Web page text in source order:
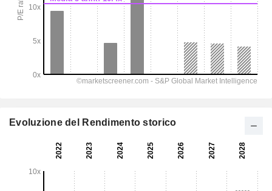
Evoluzione del Rendimento storico